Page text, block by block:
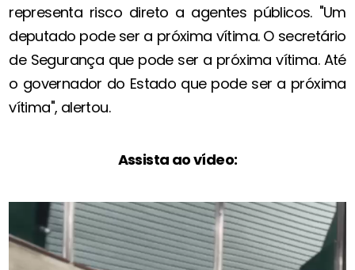
representa risco direto a agentes públicos. "Um
deputado pode ser a próxima vítima. O secretário
de Segurança que pode ser a próxima vítima. Até
o governador do Estado que pode ser a próxima
vítima", alertou.
Assista ao vídeo: